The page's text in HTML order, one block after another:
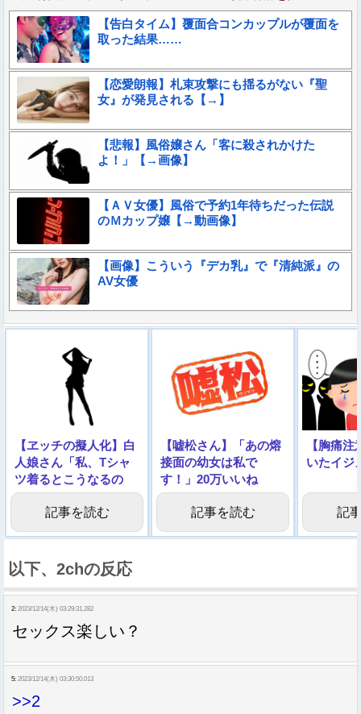
【告白タイム】覆面合コンカップルが覆面を
取った結果……
【恋愛朗報】札束攻撃にも揺るがない『聖
女』が発見される【→】
【悲報】風俗嬢さん「客に殺されかけた
よ！」【→画像】
【ＡＶ女優】風俗で予約1年待ちだった伝説
のＭカップ嬢【→動画像】
【画像】こういう『デカ乳』で『清純派』の
AV女優
【ヱッチの擬人化】白
人娘さん「私、Tシャ
ツ着るとこうなるの
w(ﾊﾟｼｬ)」→4万いいね
記事を読む
【嘘松さん】「あの熔
接面の幼女は私で
す！」20万いいね
→「やっぱり私じゃあ
りませんでした！」
記事を読む
【胸痛
いたイジ
記
以下、2chの反応
2: 2023/12/14(木) 03:29:31.282
セックス楽しい？
5: 2023/12/14(木) 03:30:50.013
>>2